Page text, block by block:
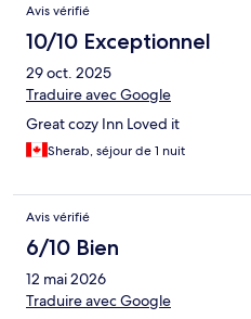
Avis vérifié
10/10 Exceptionnel
29 oct. 2025
Traduire avec Google
Great cozy Inn Loved it
Sherab, séjour de 1 nuit
Avis vérifié
6/10 Bien
12 mai 2026
Traduire avec Google